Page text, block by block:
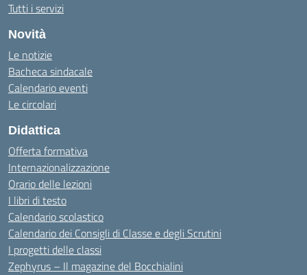
Tutti i servizi
Novità
Le notizie
Bacheca sindacale
Calendario eventi
Le circolari
Didattica
Offerta formativa
Internazionalizzazione
Orario delle lezioni
I libri di testo
Calendario scolastico
Calendario dei Consigli di Classe e degli Scrutini
I progetti delle classi
Zephyrus – Il magazine del Bocchialini